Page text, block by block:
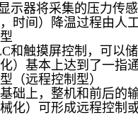
示器将采集的压力传
时间）降温过程由人工
和触摸屏控制，可以
）基本上达到了一指
（远程控制型）
础上，整机和前后的
化）可形成远程控制